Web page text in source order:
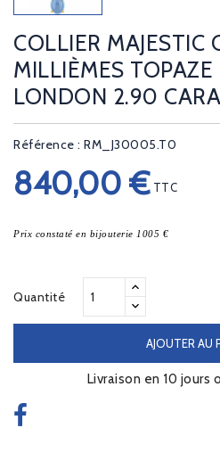
COLLIER MAJESTIC
MILLIÈMES TOPAZE
LONDON 2.90
Référence : RM_J30005.T0
840,00 € TTC
Prix constaté en bijouterie 1005 €
Quantité
AJOUTER AU
Livraison en 10